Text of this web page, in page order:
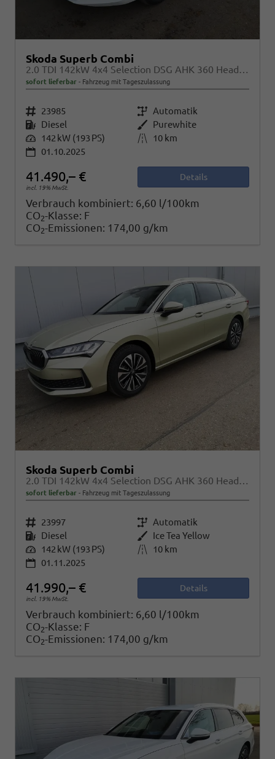
Skoda Superb Combi
2.0 TDI 142kW 4x4 Selection DSG AHK 360 Head Up
sofort lieferbar Fahrzeug mit Tageszulassung
Fahrzeugnr. 23985 Getriebe Automatik
Kraftstoff Diesel Außenfarbe Purewhite
Leistung 142 kW (193 PS) Kilometerstand
10 km
01.10.2025
41.490,– €
incl. 19% MwSt.
Details
Verbrauch kombiniert: 6,60 l/100km
CO2-Klasse: F
CO2-Emissionen: 174,00 g/km
Skoda Superb Combi
2.0 TDI 142kW 4x4 Selection DSG AHK 360 Head Up
sofort lieferbar Fahrzeug mit Tageszulassung
Fahrzeugnr. 23997 Getriebe Automatik
Kraftstoff Diesel Außenfarbe Ice Tea Yellow
Leistung 142 kW (193 PS) Kilometerstand
10 km
01.11.2025
41.990,– €
incl. 19% MwSt.
Details
Verbrauch kombiniert: 6,60 l/100km
CO2-Klasse: F
CO2-Emissionen: 174,00 g/km